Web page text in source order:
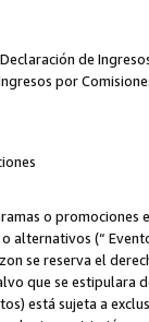
de
por
o
alternativos (“
se reserva el
que se
está sujeta a